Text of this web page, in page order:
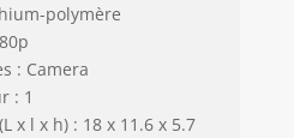
options de densité
améliorer encore
photos. 【CADEAU
polymère
: Camera
: 1
x l x h) : 18 x 11.6 x 5.7